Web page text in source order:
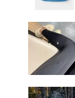
LED 大排灯
买1个等于面膜仪+美